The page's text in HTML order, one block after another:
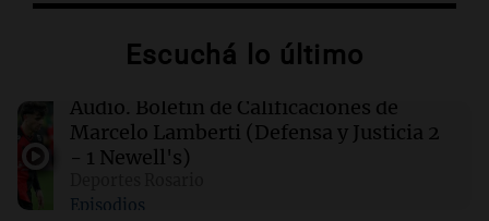
Clima en Santa Fe: cómo estará el tiempo este
00:12 Mundo
Colombia confirma la muerte de un cabecilla
militar
Escuchá lo último
Audio. Boletín de Calificaciones de
Marcelo Lamberti (Defensa y Justicia 2
- 1 Newell's)
Episodios